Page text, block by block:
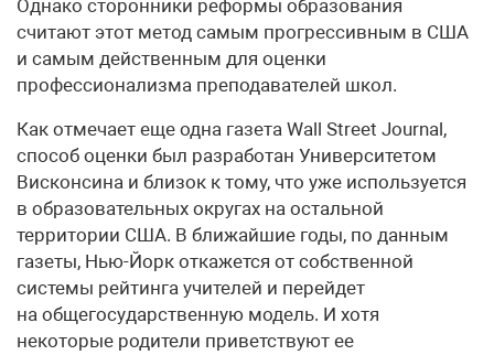
Однако сторонники реформы образования
считают этот метод самым прогрессивным в США
и самым действенным для оценки
профессионализма преподавателей школ.
Как отмечает еще одна газета Wall Street Journal,
способ оценки был разработан Университетом
Висконсина и близок к тому, что уже используется
в образовательных округах на остальной
территории США. В ближайшие годы, по данным
газеты, Нью-Йорк откажется от собственной
системы рейтинга учителей и перейдет
на общегосударственную модель. И хотя
некоторые родители приветствуют ее